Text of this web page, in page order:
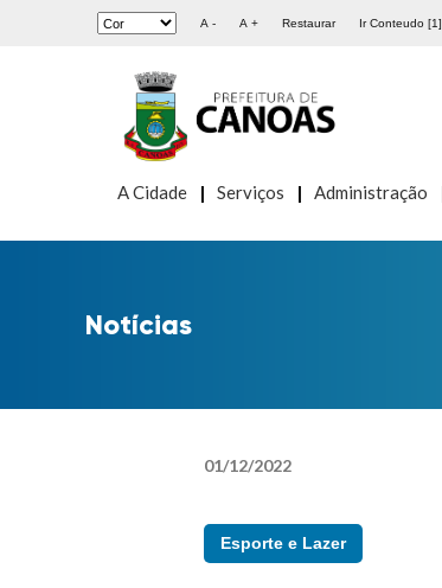
A - A + Restaurar Ir Conteudo [1]
A Cidade Serviços Administração
Notícias
01/12/2022
Esporte e Lazer